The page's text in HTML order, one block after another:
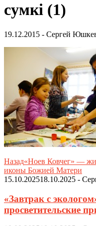
сумкі (1)
19.12.2015 - Сергей
Назад«Ноев Ковчег» —
иконы Божией Матери
15.10.202518.10.2025 -
«Завтрак с
просветительские